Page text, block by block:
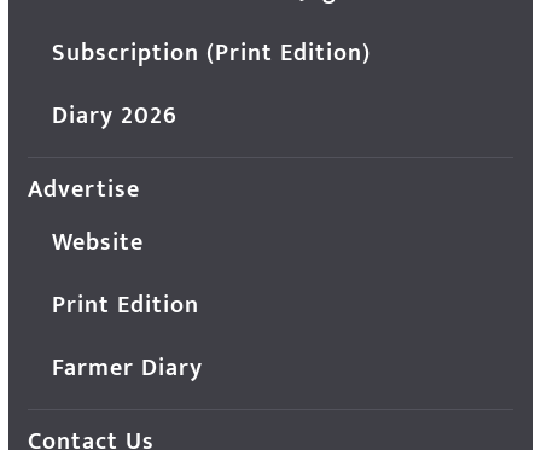
Subscription (Print Edition)
Diary 2026
Advertise
Website
Print Edition
Farmer Diary
Contact Us